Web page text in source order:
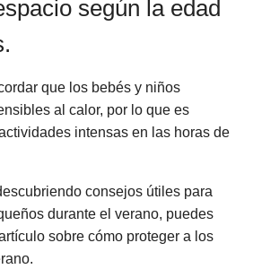
según la edad
que los bebés y niños
al calor, por lo que es
intensas en las horas de
consejos útiles para
durante el verano, puedes
sobre cómo proteger a los